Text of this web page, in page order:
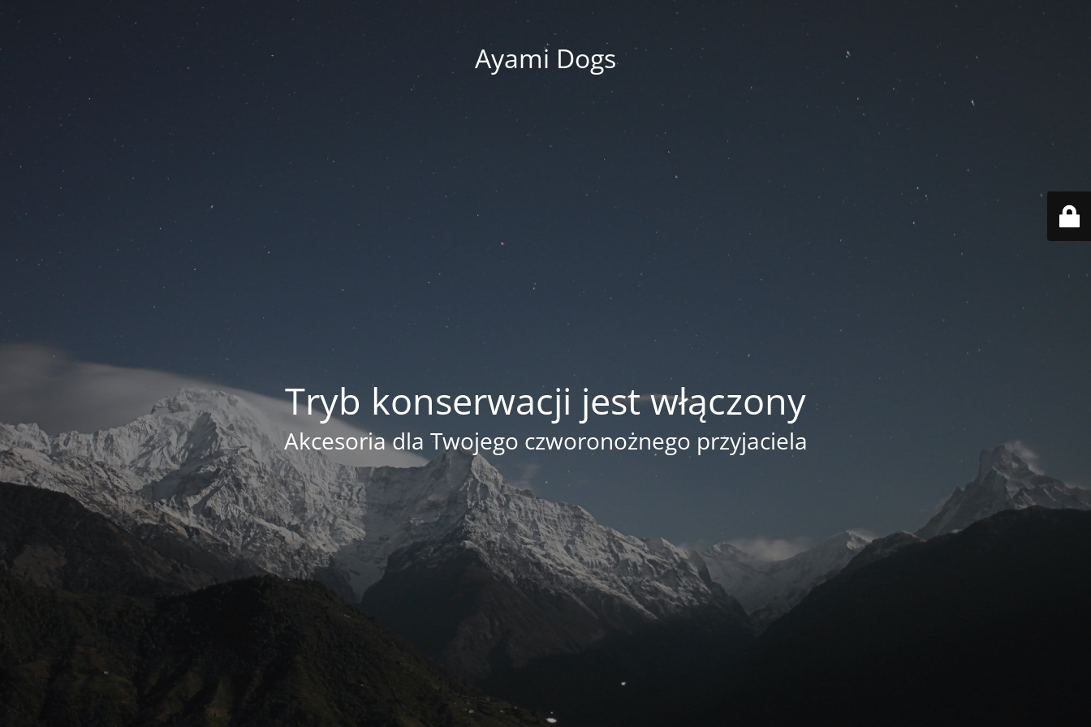
Ayami Dogs
Tryb konserwacji jest włączony
Akcesoria dla Twojego czworonożnego przyjaciela